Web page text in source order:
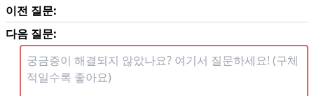
이전 질문:
다음 질문: